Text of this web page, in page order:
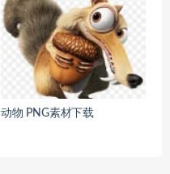
动物 PNG素材下载